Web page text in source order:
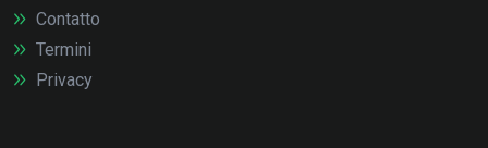
Contatto
Termini
Privacy